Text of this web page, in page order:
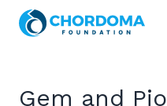
Skip to Main Content
Gem and Pio